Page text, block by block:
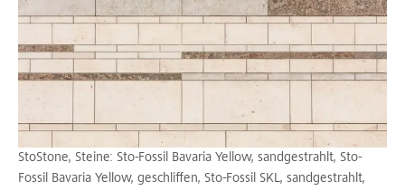
StoStone, Steine: Sto-Fossil Bavaria Yellow, sandgestrahlt, Sto-
Fossil Bavaria Yellow, geschliffen, Sto-Fossil SKL, sandgestrahlt,